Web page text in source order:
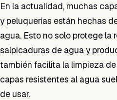
En la actualidad, muchas
y peluquerías están hechas
agua. Esto no solo protege la
salpicaduras de agua y
también facilita la limpieza
capas resistentes al agua
de usar.